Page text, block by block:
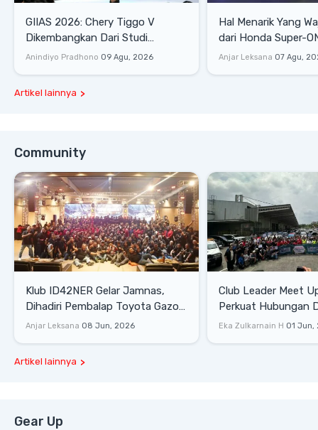
GIIAS 2026: Chery Tiggo V
Dikembangkan Dari Studi
Komprehensif di Indonesia
Anindiyo Pradhono 09 Agu, 2026
Hal Menarik Yang
dari Honda Super-ONE
Harga
Anjar Leksana 07 Agu,
Artikel lainnya
Community
Klub ID42NER Gelar Jamnas,
Dihadiri Pembalap Toyota Gazoo
Racing
Anjar Leksana 08 Jun, 2026
Club Leader Meet
Perkuat Hubungan
Dengan Komunitas
Eka Zulkarnain H 01 Jun,
Artikel lainnya
Gear Up